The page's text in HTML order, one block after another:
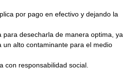
por pago en efectivo y dejando la
para desecharla de manera optima, ya
un alto contaminante para el medio
con responsabilidad social.